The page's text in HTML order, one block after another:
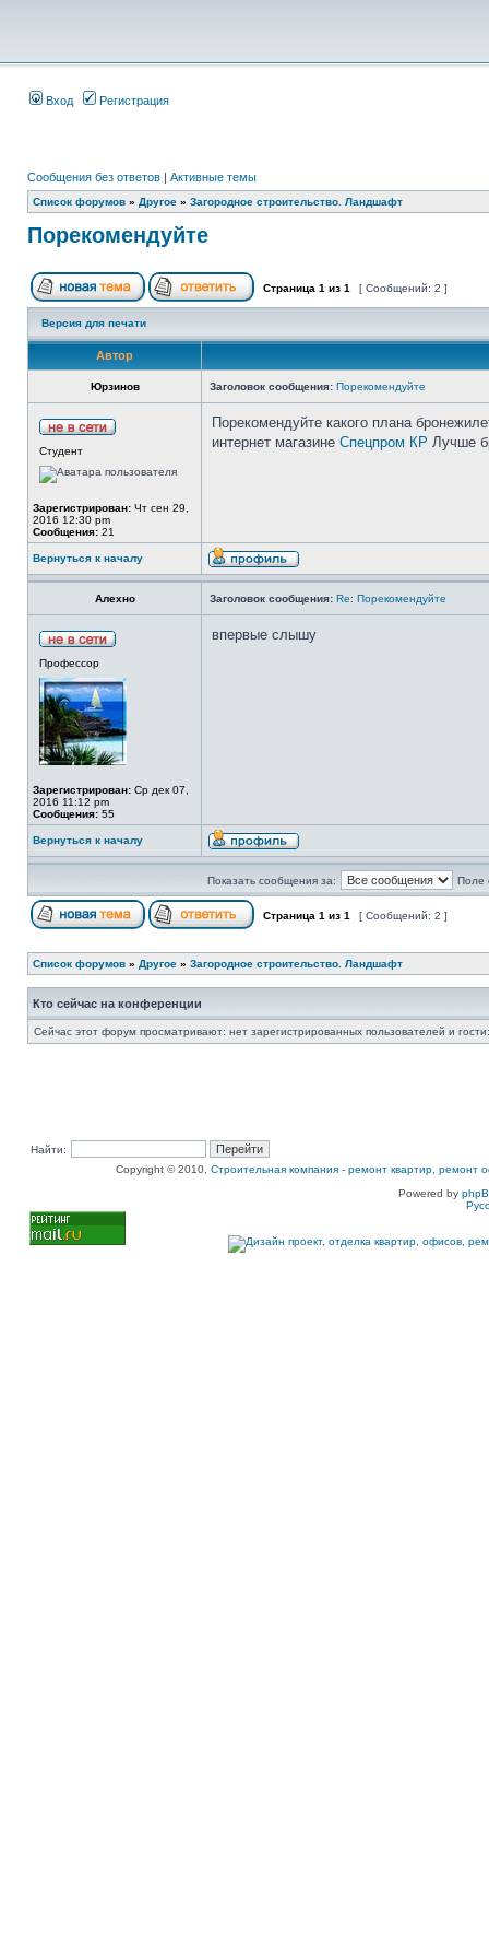
Вход Регистрация
Сообщения без ответов | Активные темы
Список форумов » Другое » Загородное строительство. Ландшафт
Порекомендуйте
Страница 1 из 1 [ Сообщений: 2 ]
Версия для печати
Автор
Юрзинов Заголовок сообщения: Порекомендуйте
Студент
Зарегистрирован: Чт сен 29,
2016 12:30 pm
Сообщения: 21
Порекомендуйте какого плана
интернет магазине Спецпром КР Лучше
Вернуться к началу
Алехно Заголовок сообщения: Re: Порекомендуйте
Профессор
Зарегистрирован: Ср дек 07,
2016 11:12 pm
Сообщения: 55
впервые слышу
Вернуться к началу
Показать сообщения за: Поле
Страница 1 из 1 [ Сообщений: 2 ]
Список форумов » Другое » Загородное строительство. Ландшафт
Кто сейчас на конференции
Сейчас этот форум просматривают: нет зарегистрированных пользователей и
Найти:
Copyright © 2010, Строительная компания - ремонт квартир, ремонт
Powered by